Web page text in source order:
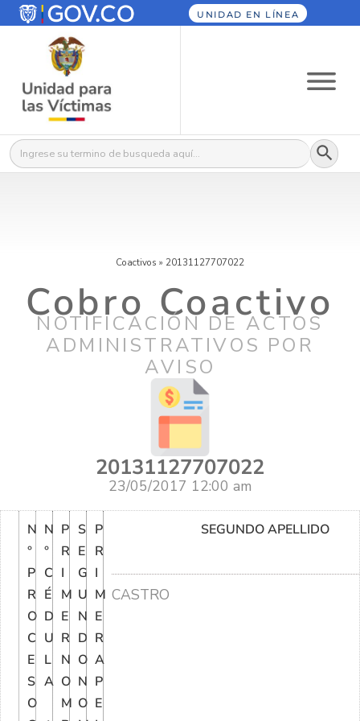
UNIDAD EN LÍNEA
Buscar: Botón
Coactivos » 20131127707022
Cobro Coactivo
NOTIFICACIÓN DE ACTOS
ADMINISTRATIVOS POR
AVISO
20131127707022
23/05/2017 12:00 am
N
°
P
R
O
C
E
S
O
N
°
C
É
D
U
L
A
P
R
I
M
E
R
N
O
M
S
E
G
U
N
D
O
N
O
P
R
I
M
E
R
A
P
E
SEGUNDO APELLIDO
CASTRO